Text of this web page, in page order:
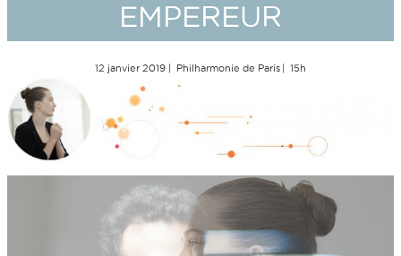
EMPEREUR
12 janvier 2019 Philharmonie de Paris 15h